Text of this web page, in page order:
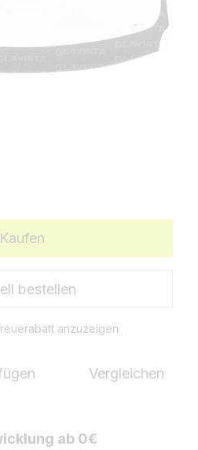
Kaufen
bestellen
anzuzeigen
Vergleichen
ab 0€